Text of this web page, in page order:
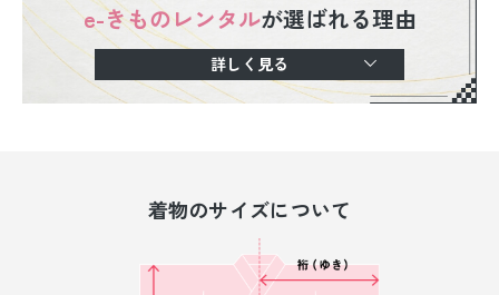
e-きものレンタルが選ばれる理由
詳しく見る
着物のサイズについて